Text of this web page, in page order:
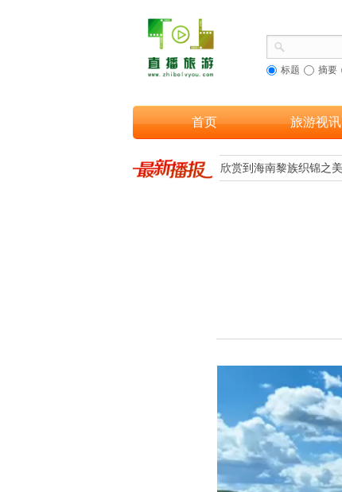
标题 摘要
首页 旅游视讯
文旅融合，让更多游客欣赏到海南黎族织锦之美